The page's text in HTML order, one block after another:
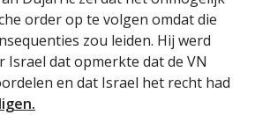
order op te volgen omdat die
zou leiden. Hij werd
dat opmerkte dat de VN
en dat Israel het recht had